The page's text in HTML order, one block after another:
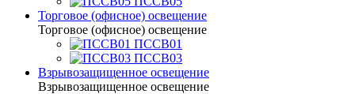
Торговое (офисное) освещение
Торговое (офисное) освещение
ПССВ01
ПССВ03
Взрывозащищенное освещение
Взрывозащищенное освещение